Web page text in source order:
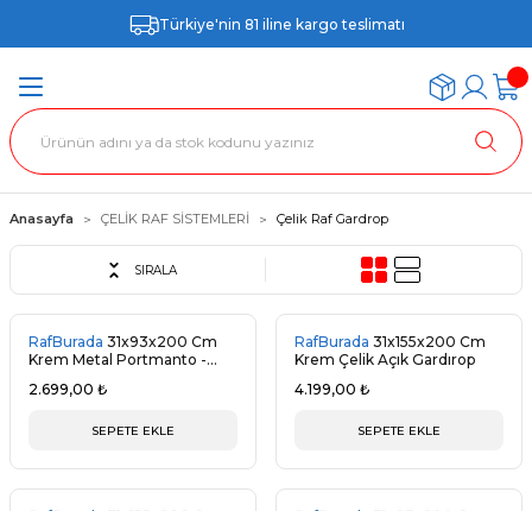
Türkiye'nin 81 iline kargo teslimatı
Anasayfa ÇELİK RAF SİSTEMLERİ Çelik Raf Gardrop
SIRALA
RafBurada
Krem Metal Portmanto -
2.699,00 ₺
SEPETE EKLE
RafBurada
Krem Çelik Açık Gardırop
4.199,00 ₺
SEPETE EKLE